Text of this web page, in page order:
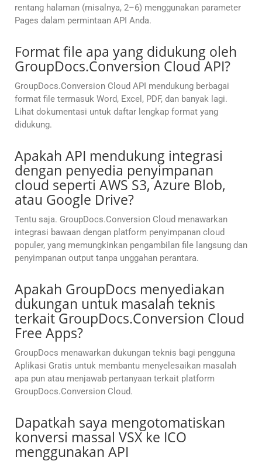
rentang halaman (misalnya, 2–6) menggunakan parameter
Pages dalam permintaan API Anda.
Format file apa yang didukung oleh
GroupDocs.Conversion Cloud API?
GroupDocs.Conversion Cloud API mendukung berbagai
format file termasuk Word, Excel, PDF, dan banyak lagi.
Lihat dokumentasi untuk daftar lengkap format yang
didukung.
Apakah API mendukung integrasi
dengan penyedia penyimpanan
cloud seperti AWS S3, Azure Blob,
atau Google Drive?
Tentu saja. GroupDocs.Conversion Cloud menawarkan
integrasi bawaan dengan platform penyimpanan cloud
populer, yang memungkinkan pengambilan file langsung dan
penyimpanan output tanpa unggahan perantara.
Apakah GroupDocs menyediakan
dukungan untuk masalah teknis
terkait GroupDocs.Conversion Cloud
Free Apps?
GroupDocs menawarkan dukungan teknis bagi pengguna
Aplikasi Gratis untuk membantu menyelesaikan masalah
apa pun atau menjawab pertanyaan terkait platform
GroupDocs.Conversion Cloud.
Dapatkah saya mengotomatiskan
konversi massal VSX ke ICO
menggunakan API